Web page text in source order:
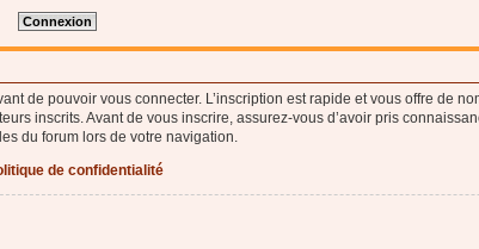
de pouvoir vous connecter. L’inscription est rapide et vous offre de
inscrits. Avant de vous inscrire, assurez-vous d’avoir pris
du forum lors de votre navigation.
de confidentialité